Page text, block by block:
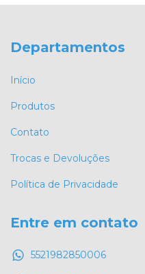
Departamentos
Início
Produtos
Contato
Trocas e Devoluções
Política de Privacidade
Entre em contato
5521982850006